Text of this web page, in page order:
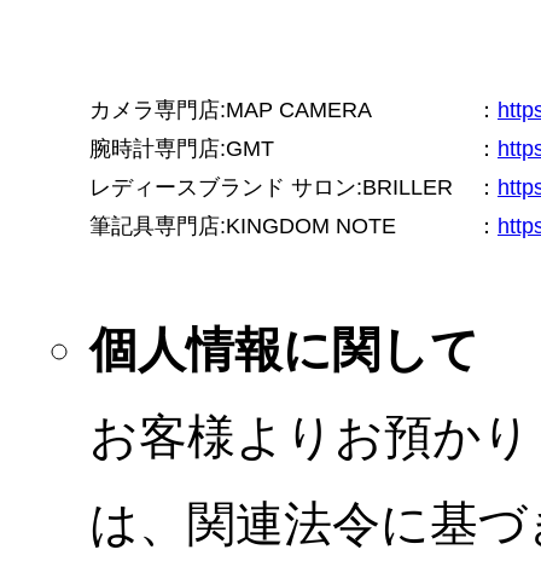
カメラ専門店:MAP CAMERA ：
腕時計専門店:GMT
：
レディースブランド サロン:BRILLER
：
筆記具専門店:KINGDOM NOTE
：
個人情報に関して
お客様よりお預か
は、関連法令に基